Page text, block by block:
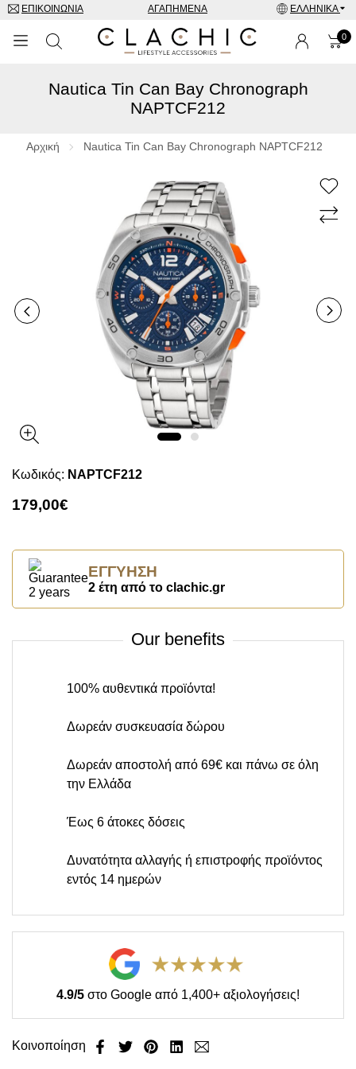
ΕΠΙΚΟΙΝΩΝΊΑ ΑΓΑΠΗΜΈΝΑ ΕΛΛΗΝΙΚΆ
0
ΜΑΡΚΕΣ
ΓΥΑΛΙΆ ΗΛΊΟΥ
ΑΞΕΣΟΥΑΡ
SPECIAL OFFERS
Nautica Tin Can Bay Chronograph
NAPTCF212
Αρχική Nautica Tin Can Bay Chronograph NAPTCF212
Κωδικός: NAPTCF212
179,00€
ΕΓΓΎΗΣΗ
2 έτη από το clachic.gr
Our benefits
100% αυθεντικά προϊόντα!
Δωρεάν συσκευασία δώρου
Δωρεάν αποστολή από 69€ και πάνω σε όλη
την Ελλάδα
Έως 6 άτοκες δόσεις
Δυνατότητα αλλαγής ή επιστροφής προϊόντος
εντός 14 ημερών
4.9/5 στο Google από 1,400+ αξιολογήσεις!
Κοινοποίηση